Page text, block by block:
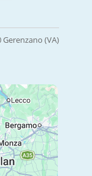
(VA)